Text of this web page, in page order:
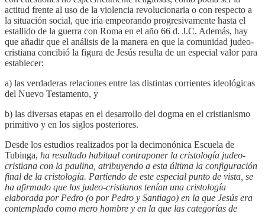
actitud frente al uso de la violencia revolucionaria o con respecto a
la situación social, que iría empeorando progresivamente hasta el
estallido de la guerra con Roma en el año 66 d. J.C. Además, hay
que añadir que el análisis de la manera en que la comunidad judeo-
cristiana concibió la figura de Jesús resulta de un especial valor para
establecer:
a) las verdaderas relaciones entre las distintas corrientes ideológicas
del Nuevo Testamento, y
b) las diversas etapas en el desarrollo del dogma en el cristianismo
primitivo y en los siglos posteriores.
Desde los estudios realizados por la decimonónica Escuela de
Tubinga, ha resultado habitual contraponer la cristología judeo-
cristiana con la paulina, atribuyendo a esta última la configuración
final de la cristología. Partiendo de este especial punto de vista, se
ha afirmado que los judeo-cristianos tenían una cristología
elaborada por Pedro (o por Pedro y Santiago) en la que Jesús era
contemplado como mero hombre y en la que las categorías de